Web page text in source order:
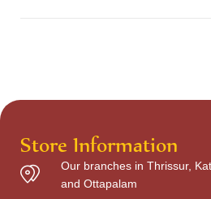
Store Information
Our branches in Thrissur,
and Ottapalam